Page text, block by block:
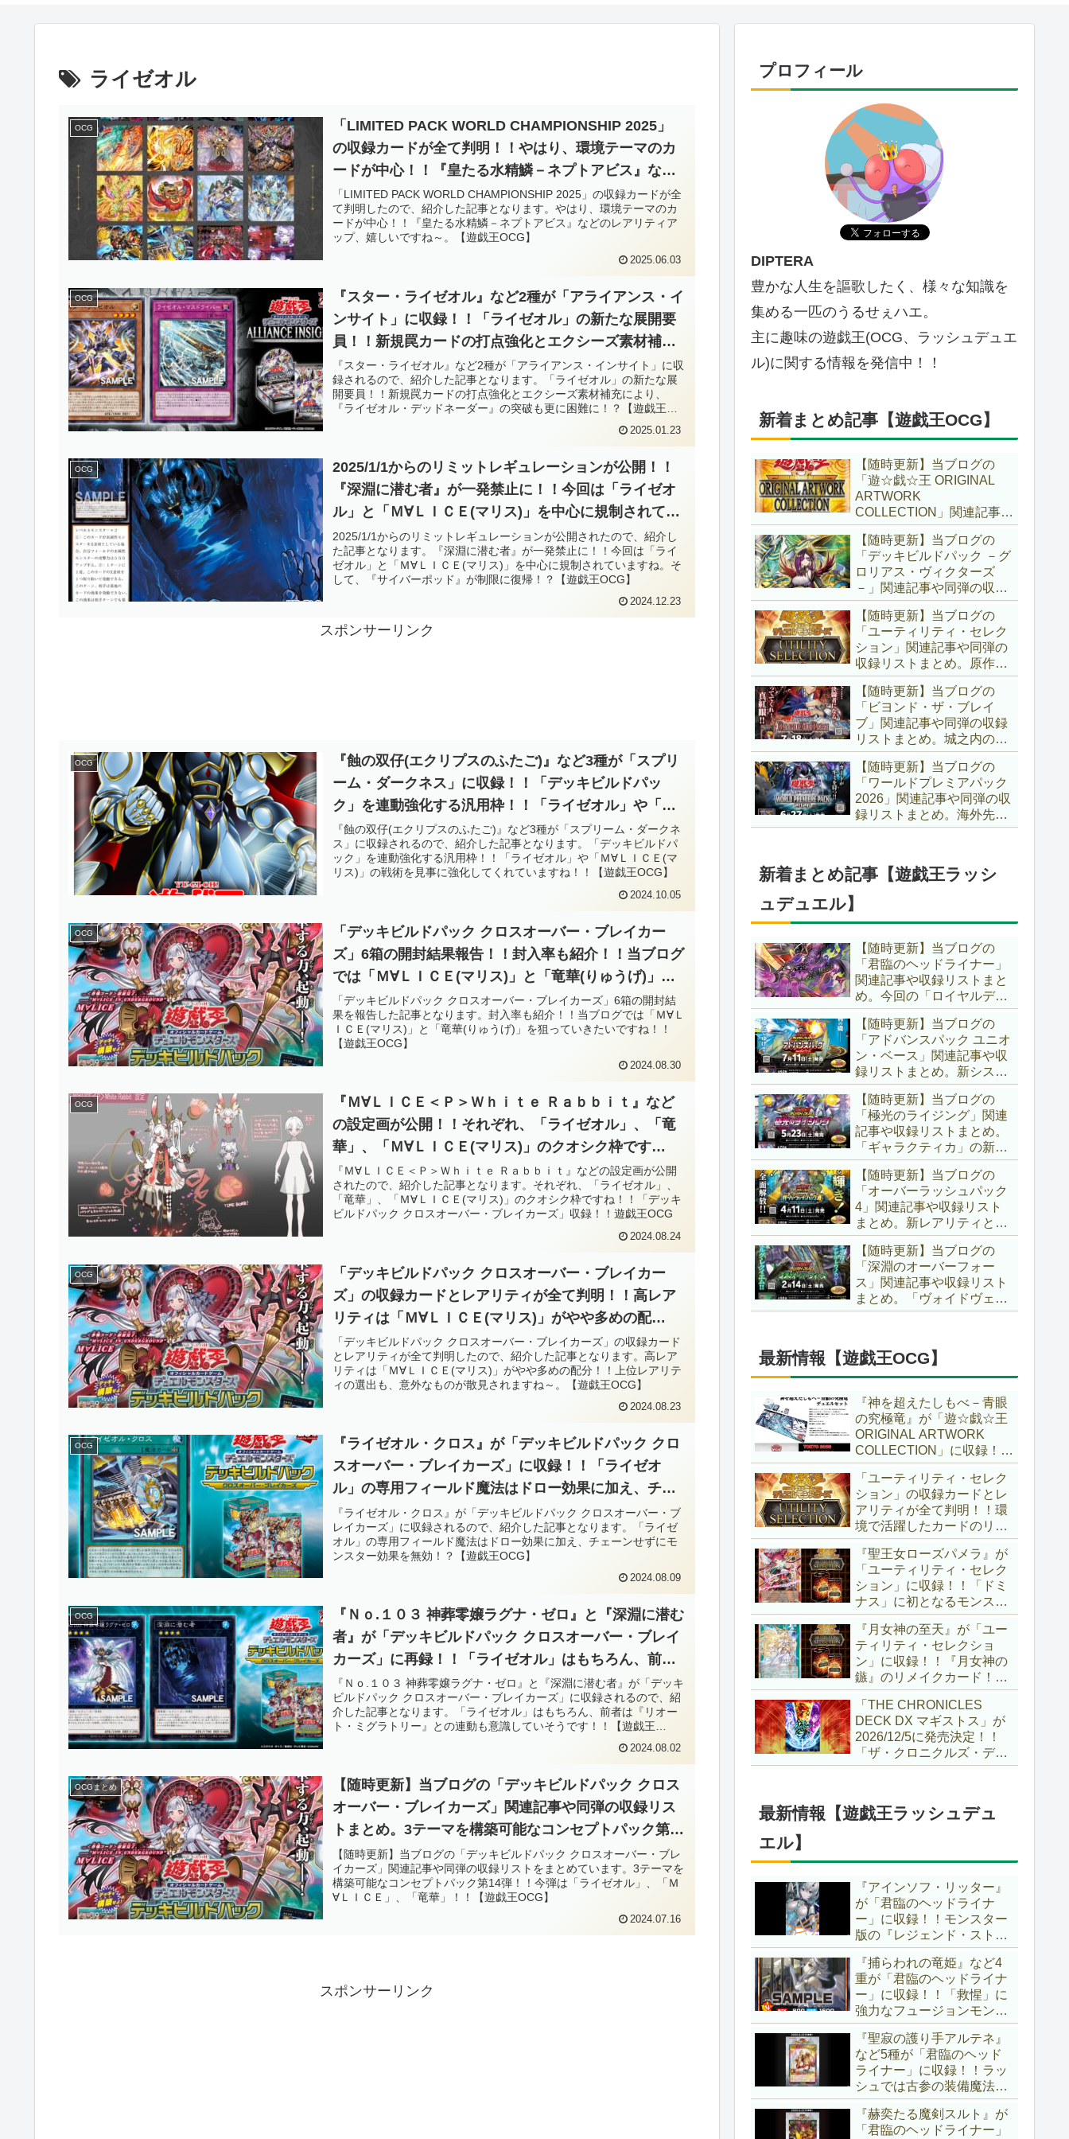
ライゼオル
OCG
「LIMITED PACK WORLD CHAMPIONSHIP 2025」
の収録カードが全て判明！！やはり、環境テーマのカ
ードが中心！！『皇たる水精鱗－ネプトアビス』など
のレアリティアップ、嬉しいですね～。【遊戯王
OCG】
「LIMITED PACK WORLD CHAMPIONSHIP 2025」の収録カードが全
て判明したので、紹介した記事となります。やはり、環境テーマのカ
ードが中心！！『皇たる水精鱗－ネプトアビス』などのレアリティア
ップ、嬉しいですね～。【遊戯王OCG】
2025.06.03
OCG
『スター・ライゼオル』など2種が「アライアンス・イ
ンサイト」に収録！！「ライゼオル」の新たな展開要
員！！新規罠カードの打点強化とエクシーズ素材補充
により、『ライゼオル・デッドネーダー』の突破も更
に困難に！？【遊戯王OCG】
『スター・ライゼオル』など2種が「アライアンス・インサイト」に収
録されるので、紹介した記事となります。「ライゼオル」の新たな展
開要員！！新規罠カードの打点強化とエクシーズ素材補充により、
『ライゼオル・デッドネーダー』の突破も更に困難に！？【遊戯王
2025.01.23
OCG
2025/1/1からのリミットレギュレーションが公開！！
『深淵に潜む者』が一発禁止に！！今回は「ライゼオ
ル」と「Ｍ∀ＬＩＣＥ(マリス)」を中心に規制されてい
ますね。そして、『サイバーポッド』が制限に復
帰！？【遊戯王OCG】
2025/1/1からのリミットレギュレーションが公開されたので、紹介し
た記事となります。『深淵に潜む者』が一発禁止に！！今回は「ライ
ゼオル」と「Ｍ∀ＬＩＣＥ(マリス)」を中心に規制されていますね。そ
して、『サイバーポッド』が制限に復帰！？【遊戯王OCG】
2024.12.23
スポンサーリンク
OCG
『蝕の双仔(エクリプスのふたご)』など3種が「スプリ
ーム・ダークネス」に収録！！「デッキビルドパッ
ク」を連動強化する汎用枠！！「ライゼオル」や「Ｍ∀
ＬＩＣＥ(マリス)」の戦術を見事に強化してくれてい
ますね！！【遊戯王OCG】
『蝕の双仔(エクリプスのふたご)』など3種が「スプリーム・ダークネ
ス」に収録されるので、紹介した記事となります。「デッキビルドパ
ック」を連動強化する汎用枠！！「ライゼオル」や「Ｍ∀ＬＩＣＥ(マ
リス)」の戦術を見事に強化してくれていますね！！【遊戯王OCG】
2024.10.05
OCG
「デッキビルドパック クロスオーバー・ブレイカー
ズ」6箱の開封結果報告！！封入率も紹介！！当ブログ
では「Ｍ∀ＬＩＣＥ(マリス)」と「竜華(りゅうげ)」を
狙っていきたいですね！！【遊戯王OCG】
「デッキビルドパック クロスオーバー・ブレイカーズ」6箱の開封結
果を報告した記事となります。封入率も紹介！！当ブログでは「Ｍ∀Ｌ
ＩＣＥ(マリス)」と「竜華(りゅうげ)」を狙っていきたいですね！！
【遊戯王OCG】
2024.08.30
OCG
『Ｍ∀ＬＩＣＥ＜Ｐ＞Ｗｈｉｔｅ Ｒａｂｂｉｔ』など
の設定画が公開！！それぞれ、「ライゼオル」、「竜
華」、「Ｍ∀ＬＩＣＥ(マリス)」のクオシク枠です
ね！！「デッキビルドパック クロスオーバー・ブレイ
カーズ」収録！！【遊戯王OCG】
『Ｍ∀ＬＩＣＥ＜Ｐ＞Ｗｈｉｔｅ Ｒａｂｂｉｔ』などの設定画が公開
されたので、紹介した記事となります。それぞれ、「ライゼオル」、
「竜華」、「Ｍ∀ＬＩＣＥ(マリス)」のクオシク枠ですね！！「デッキ
ビルドパック クロスオーバー・ブレイカーズ」収録！！遊戯王OCG
2024.08.24
OCG
「デッキビルドパック クロスオーバー・ブレイカー
ズ」の収録カードとレアリティが全て判明！！高レア
リティは「Ｍ∀ＬＩＣＥ(マリス)」がやや多めの配
分！！上位レアリティの選出も、意外なものが散見さ
れますね～。【遊戯王OCG】
「デッキビルドパック クロスオーバー・ブレイカーズ」の収録カード
とレアリティが全て判明したので、紹介した記事となります。高レア
リティは「Ｍ∀ＬＩＣＥ(マリス)」がやや多めの配分！！上位レアリテ
ィの選出も、意外なものが散見されますね～。【遊戯王OCG】
2024.08.23
OCG
『ライゼオル・クロス』が「デッキビルドパック クロ
スオーバー・ブレイカーズ」に収録！！「ライゼオ
ル」の専用フィールド魔法はドロー効果に加え、チェ
ーンせずにモンスター効果を無効！？【遊戯王OCG】
『ライゼオル・クロス』が「デッキビルドパック クロスオーバー・ブ
レイカーズ」に収録されるので、紹介した記事となります。「ライゼ
オル」の専用フィールド魔法はドロー効果に加え、チェーンせずにモ
ンスター効果を無効！？【遊戯王OCG】
2024.08.09
OCG
『Ｎｏ.１０３ 神葬零嬢ラグナ・ゼロ』と『深淵に潜む
者』が「デッキビルドパック クロスオーバー・ブレイ
カーズ」に再録！！「ライゼオル」はもちろん、前者
は『リオート・ミグラトリー』との連動も意識してい
そうです！！【遊戯王OCG】
『Ｎｏ.１０３ 神葬零嬢ラグナ・ゼロ』と『深淵に潜む者』が「デッキ
ビルドパック クロスオーバー・ブレイカーズ」に収録されるので、紹
介した記事となります。「ライゼオル」はもちろん、前者は『リオー
ト・ミグラトリー』との連動も意識していそうです！！【遊戯王
2024.08.02
OCGまとめ
【随時更新】当ブログの「デッキビルドパック クロス
オーバー・ブレイカーズ」関連記事や同弾の収録リス
トまとめ。3テーマを構築可能なコンセプトパック第
14弾！！今弾は「ライゼオル」、「Ｍ∀ＬＩＣＥ」、
「竜華」！！【遊戯王OCG】
【随時更新】当ブログの「デッキビルドパック クロスオーバー・ブレ
イカーズ」関連記事や同弾の収録リストをまとめています。3テーマを
構築可能なコンセプトパック第14弾！！今弾は「ライゼオル」、「Ｍ
∀ＬＩＣＥ」、「竜華」！！【遊戯王OCG】
2024.07.16
スポンサーリンク
プロフィール
DIPTERA
豊かな人生を謳歌したく、様々な知識を
集める一匹のうるせぇハエ。
主に趣味の遊戯王(OCG、ラッシュデュエ
ル)に関する情報を発信中！！
新着まとめ記事【遊戯王OCG】
【随時更新】当ブログの
「遊☆戯☆王 ORIGINAL
ARTWORK
COLLECTION」関連記事や
同弾の収録リストまとめ。
マンガスタイルとオーバー
フレームに焦点を当てた新
商品！！また、原作のモン
スターもリメイクされてい
ます！！【遊戯王OCG】
【随時更新】当ブログの
「デッキビルドパック －グ
ロリアス・ヴィクターズ
－」関連記事や同弾の収録
リストまとめ。効果を持た
ない古のモンスターを使役
する儀式テーマ「セネト」
に加え、「レイズ・ムー
ン」や「異解△」も登
場！！【遊戯王OCG】
【随時更新】当ブログの
「ユーティリティ・セレク
ション」関連記事や同弾の
収録リストまとめ。原作の
名シーンや懐かしの人気モ
ンスターをイメージした新
規カードが多数登場！！ま
た、「ドミナス」などの豪
華再録にも注目ですね～。
【遊戯王OCG】
【随時更新】当ブログの
「ビヨンド・ザ・ブレイ
ブ」関連記事や同弾の収録
リストまとめ。城之内のカ
ードたちが『時の黒魔術
師』関連となってリメイ
ク！！さらに、「Ｄ－ＨＥ
ＲＯ」の『幽獄の時計塔』
も待望のリメイクです！！
【随時更新】当ブログの
「ワールドプレミアパック
2026」関連記事や同弾の収
録リストまとめ。海外先行
カードが例年より早く来
ージした『リビングデッド
の呼び声』関連に注目が集
新着まとめ記事【遊戯王ラッシ
ュデュエル】
【随時更新】当ブログの
「君臨のヘッドライナー」
関連記事や収録リストまと
め。今回の「ロイヤルデモ
ンズ」は相手モンスターを
リリース！！また、新テー
マとして「救惺」、「ヘル
シィ」、「ゴエゴエ」も登
場です！！【遊戯王ラッシ
ュデュエル】
【随時更新】当ブログの
「アドバンスパック ユニオ
ン・ベース」関連記事や収
録リストまとめ。新システ
ム「ユニオンフュージョ
ン」の登場により、ようや
く原作さながらの「ＸＹ
Ｚ」が使用可能となりまし
た！！【遊戯王ラッシュデ
ュエル】
【随時更新】当ブログの
「極光のライジング」関連
記事や収録リストまとめ。
「ギャラクティカ」の新た
なフュージョンモンスター
やイラスト違い、「報道」
の強化に加え、幻竜族の新
テーマ「纏竜」も登場で
す！！【遊戯王ラッシュデ
ュエル】
【随時更新】当ブログの
「オーバーラッシュパック
4」関連記事や収録リスト
まとめ。新レアリティとし
てフルオーバーラッシュレ
ア仕様が初登場！！そし
て、OCGの大人気テーマ
「霊使い」も同時に実装さ
れています！！【遊戯王ラ
【随時更新】当ブログの
「深淵のオーバーフォー
ス」関連記事や収録リスト
まとめ。「ヴォイドヴェル
グ」や「夢中」、「ラ
「コスモス姫」などの人気
テーマ強化に加え、「冥
跡」もテーマ化です！！
【遊戯王ラッシュデュエ
ル】
最新情報【遊戯王OCG】
『神を超えたしもべ－青眼
の究極竜』が「遊☆戯☆王
ORIGINAL ARTWORK
COLLECTION」に収録！！
3回の攻撃と除去、強固な
耐性と、正しく『強靭！無
敵！最強！』な「ブルーア
イズ」が登場です！！【遊
戯王OCG】
「ユーティリティ・セレク
ション」の収録カードとレ
アリティが全て判明！！環
境で活躍したカードのリメ
イクが多数収録！！調整版
『墓穴の指名者』や「ドミ
ナス」の少女のカード化な
ど、注目要素が満載ですね
～。【遊戯王OCG】
『聖王女ローズパメラ』が
「ユーティリティ・セレク
ション」に収録！！「ドミ
ナス」に初となるモンスタ
ーが登場！！『聖王の粉
砕』や『列王詩篇』に描か
れていた少女で、実際にこ
の2種を強力にサポートし
ていますね！！【遊戯王
OCG】
『月女神の至天』が「ユー
ティリティ・セレクショ
ン」に収録！！『月女神の
鏃』のリメイクカード！！
選出傾向が読めなくなりま
したが、後攻向けとは言え
無効化範囲の広がった『墓
穴の指名者』はめちゃくち
ゃ強力ですね！？【遊戯王
「THE CHRONICLES
DECK DX マギストス」が
2026/12/5に発売決定！！
「ザ・クロニクルズ・デッ
キ」がリニューアル！！第
「エンディミオン」が選出
されています！！【遊戯王
最新情報【遊戯王ラッシュデュ
エル】
『アインソフ・リッター』
が「君臨のヘッドライナ
ー」に収録！！モンスター
版の『レジェンド・ストラ
イク』とも言える強力な蘇
生効果持ち！！そのステー
タスから、「救惺」との相
性も抜群に良いですね～。
【遊戯王ラッシュデュエ
ル】
『捕らわれの竜姫』など4
重が「君臨のヘッドライナ
ー」に収録！！「救惺」に
強力なフュージョンモンス
ターとサポーターが登
場！！性能の高さはもちろ
ん、イラストから推察され
る背景ストーリーも興味深
い……。【遊戯王ラッシュ
デュエル】
『聖寂の護り手アルテネ』
など5種が「君臨のヘッド
ライナー」に収録！！ラッ
シュでは古参の装備魔法
『アルテネの加護』がテー
マ化！！3種のユニオンが
存在し、天使族では汎用的
『赫奕たる魔剣スルト』が
「君臨のヘッドライナー」